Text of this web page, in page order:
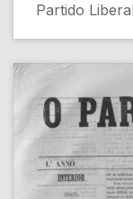
Partido